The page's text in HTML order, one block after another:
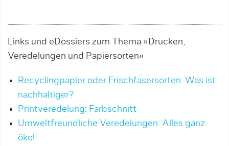
Links und eDossiers zum Thema »Drucken,
Veredelungen und Papiersorten«
Recyclingpapier oder Frischfasersorten: Was ist
nachhaltiger?
Printveredelung: Farbschnitt
Umweltfreundliche Veredelungen: Alles ganz
öko!